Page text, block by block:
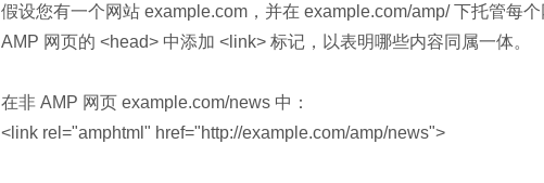
假设您有一个网站 example.com，并在 example.com/amp/ 下托管每
AMP 网页的 <head> 中添加 <link> 标记，以表明哪些内容同属一体。
在非 AMP 网页 example.com/news 中：
<link rel="amphtml" href="http://example.com/amp/news">